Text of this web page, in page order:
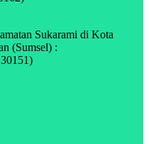
Sukarami di Kota
(Sumsel) :